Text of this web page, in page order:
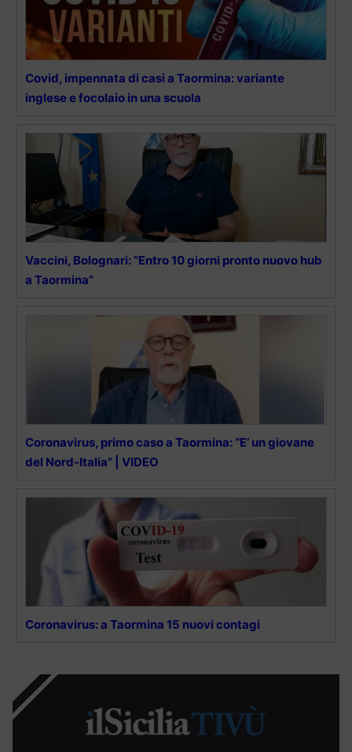
Covid, impennata di casi a Taormina: variante
inglese e focolaio in una scuola
Vaccini, Bolognari: “Entro 10 giorni pronto nuovo hub
a Taormina”
Coronavirus, primo caso a Taormina: “E’ un giovane
del Nord-Italia” | VIDEO
Coronavirus: a Taormina 15 nuovi contagi